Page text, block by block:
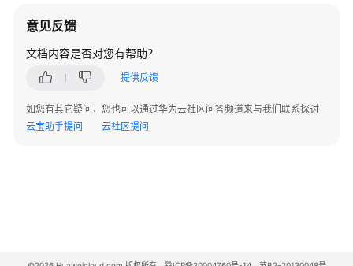
API
参
客
户
述
意见反馈
文档内容是否对您有帮助？
提供反馈
如您有其它疑问，您也可以通过华为云社区问答频道来与我们联系探讨
云宝助手提问
云社区提问